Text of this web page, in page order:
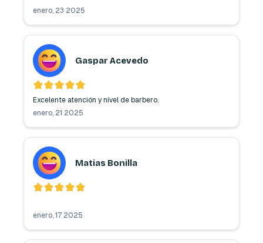
enero, 23 2025
Gaspar Acevedo
Excelente atención y nivel de barbero.
enero, 21 2025
Matias Bonilla
enero, 17 2025